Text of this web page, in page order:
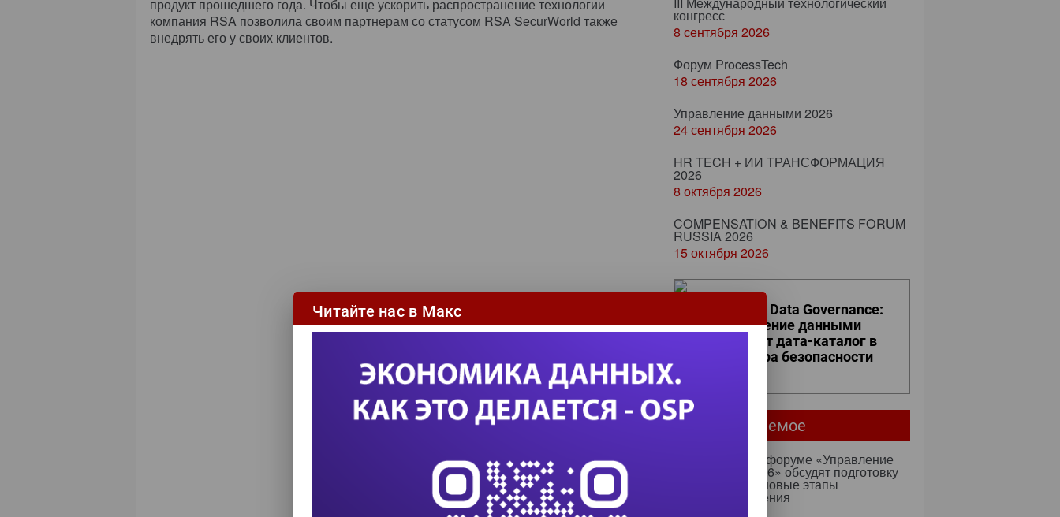
продукт прошедшего года. Чтобы еще ускорить распространение технологии
компания RSA позволила своим партнерам со статусом RSA SecurWorld также
внедрять его у своих клиентов.
конгресс
8 сентября 2026
Форум ProcessTech
18 сентября 2026
Управление данными 2026
24 сентября 2026
HR TECH + ИИ ТРАНСФОРМАЦИЯ
2026
8 октября 2026
COMPENSATION & BENEFITS FORUM
RUSSIA 2026
15 октября 2026
Zero Trust и Data Governance:
как управление данными
превращает дата-каталог в
ядро контура безопасности
Самое читаемое
24 сентября на форуме «Управление
данными — 2026» обсудят подготовку
данных к ИИ и новые этапы
импортозамещения
Читайте нас в Макс